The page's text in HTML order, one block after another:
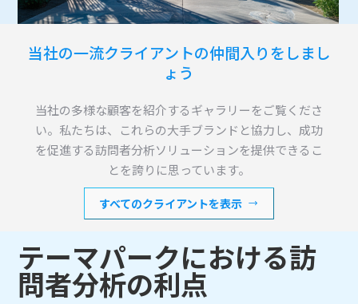
当社の一流クライアントの仲間入りをしまし
ょう
当社の多様な顧客を紹介するギャラリーをご覧くださ
い。私たちは、これらの大手ブランドと協力し、成功
を促進する訪問者分析ソリューションを提供できるこ
とを誇りに思っています。
すべてのクライアントを表示
テーマパークにおける訪
問者分析の利点